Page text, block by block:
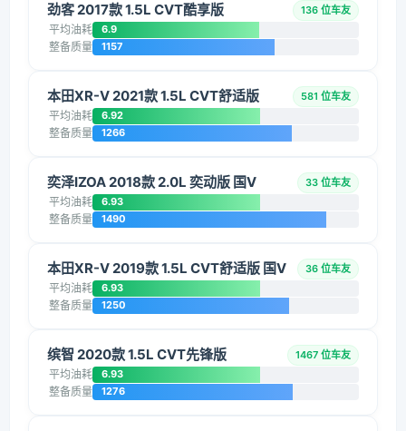
劲客 2017款 1.5L CVT酷享版 136 位车友
平均油耗 6.9
整备质量 1157
本田XR-V 2021款 1.5L CVT舒适版 581 位车友
平均油耗 6.92
整备质量 1266
奕泽IZOA 2018款 2.0L 奕动版 国V 33 位车友
平均油耗 6.93
整备质量 1490
本田XR-V 2019款 1.5L CVT舒适版 国V 36 位车友
平均油耗 6.93
整备质量 1250
缤智 2020款 1.5L CVT先锋版 1467 位车友
平均油耗 6.93
整备质量 1276